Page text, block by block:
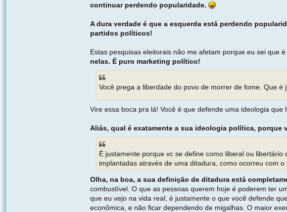
continuar perdendo popularidade.
A dura verdade é que a esquerda está perdendo
partidos políticos!
Estas pesquisas eleitorais não me afetam porque eu sei que é
nelas. É puro marketing político!
Você prega a liberdade do povo de morrer de fome. Que é
Vire essa boca pra lá! Você é que defende uma ideologia
Aliás, qual é exatamente a sua ideologia política, porque
É justamente porque vc se define como liberal ou
implantadas através de uma ditadura, como ocorreu com
Olha, na boa, a sua definição de ditadura está
combustível. O que as pessoas querem hoje é poderem ter
que eu vejo na vida real, é justamente o que você defende
econômica, e não ficar dependendo de migalhas. O maior